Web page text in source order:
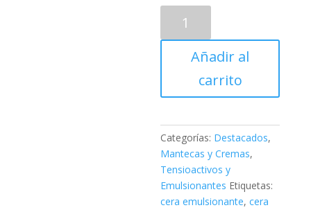
Lanette
N
Emulsionante
cantidad
Añadir al
carrito
Categorías: Destacados,
Mantecas y Cremas,
Tensioactivos y
Emulsionantes Etiquetas:
cera emulsionante,cera